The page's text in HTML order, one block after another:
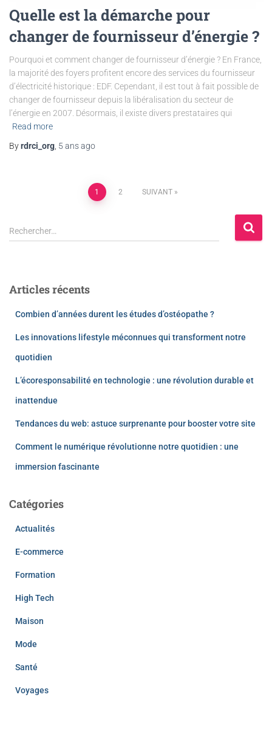
Quelle est la démarche pour
changer de fournisseur d’énergie ?
Pourquoi et comment changer de fournisseur d’énergie ? En France,
la majorité des foyers profitent encore des services du fournisseur
d’électricité historique : EDF. Cependant, il est tout à fait possible de
changer de fournisseur depuis la libéralisation du secteur de
l’énergie en 2007. Désormais, il existe divers prestataires qui
Read more
Byrdrci_org 5 ansago
1 2 SUIVANT
Rechercher…
Articles récents
Combien d’années durent les études d’ostéopathe ?
Les innovations lifestyle méconnues qui transforment notre
quotidien
L’écoresponsabilité en technologie : une révolution durable et
inattendue
Tendances du web: astuce surprenante pour booster votre site
Comment le numérique révolutionne notre quotidien : une
immersion fascinante
Catégories
Actualités
E-commerce
Formation
High Tech
Maison
Mode
Santé
Voyages